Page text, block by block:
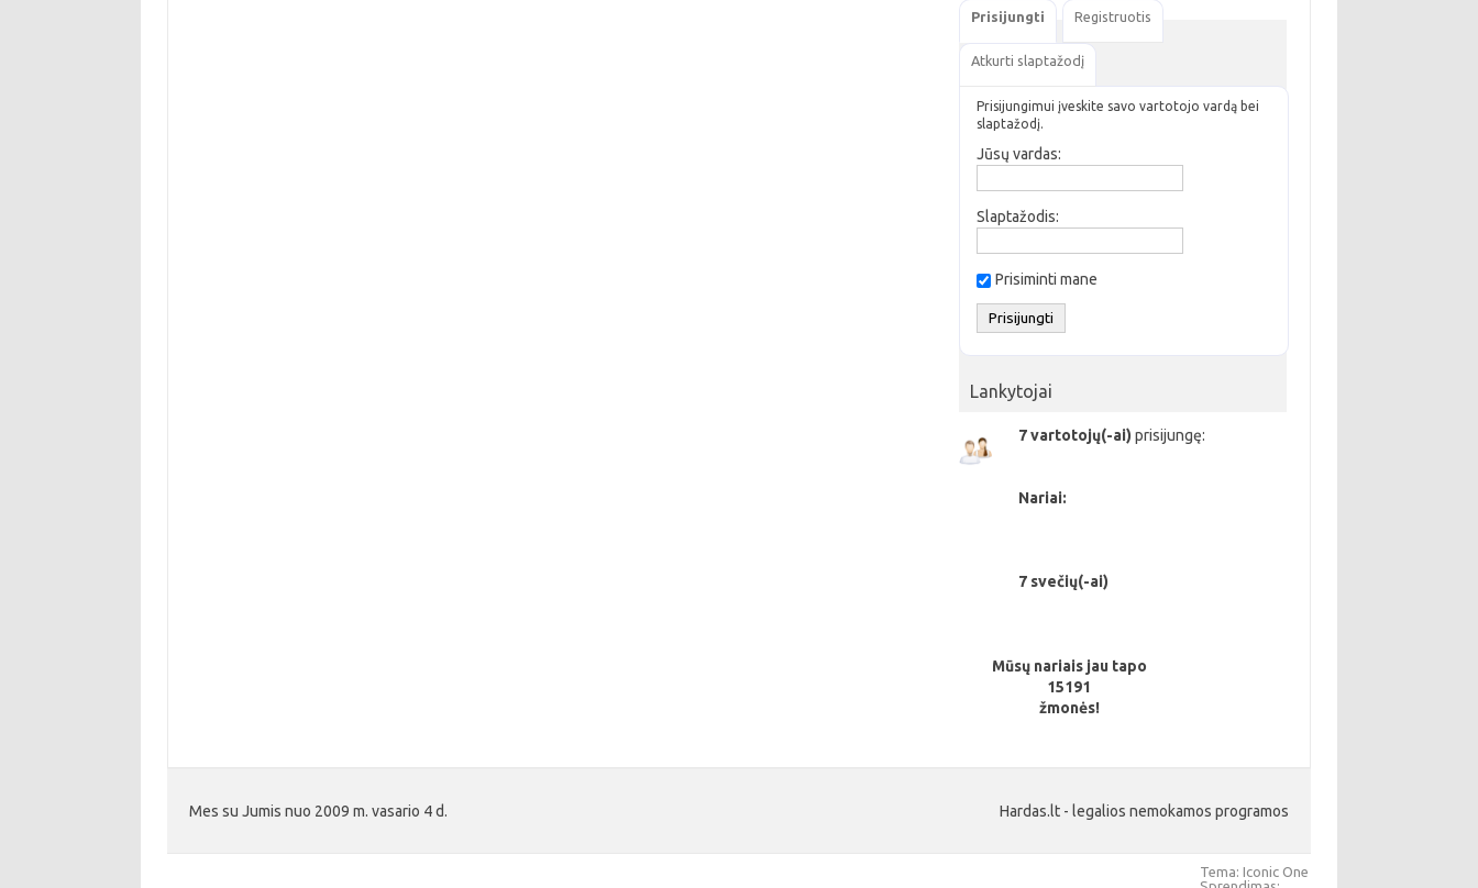
Prisijungti Registruotis
Atkurti slaptažodį
Prisijungimui įveskite savo vartotojo vardą bei
slaptažodį.
Jūsų vardas:
Slaptažodis:
Prisiminti mane
Lankytojai
7 vartotojų(-ai) prisijungę:
Nariai:
7 svečių(-ai)
Mūsų nariais jau tapo
15191
žmonės!
Mes su Jumis nuo 2009 m. vasario 4 d. Hardas.lt - legalios nemokamos programos
Tema: Iconic One